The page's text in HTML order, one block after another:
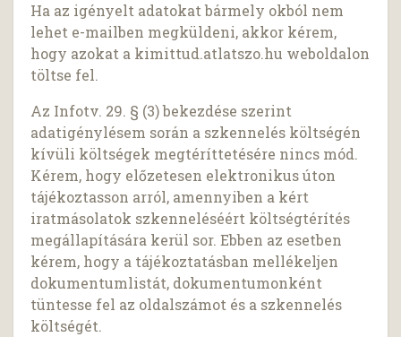
Ha az igényelt adatokat bármely okból nem
lehet e-mailben megküldeni, akkor kérem,
hogy azokat a kimittud.atlatszo.hu weboldalon
töltse fel.
Az Infotv. 29. § (3) bekezdése szerint
adatigénylésem során a szkennelés költségén
kívüli költségek megtéríttetésére nincs mód.
Kérem, hogy előzetesen elektronikus úton
tájékoztasson arról, amennyiben a kért
iratmásolatok szkenneléséért költségtérítés
megállapítására kerül sor. Ebben az esetben
kérem, hogy a tájékoztatásban mellékeljen
dokumentumlistát, dokumentumonként
tüntesse fel az oldalszámot és a szkennelés
költségét.